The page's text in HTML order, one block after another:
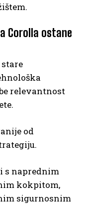
Corolla ostane
relevantnost
od
s naprednim
kokpitom,
sigurnosnim